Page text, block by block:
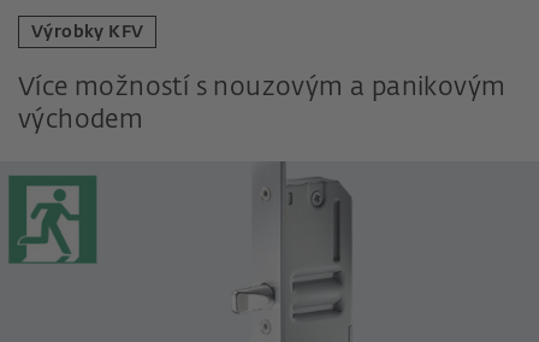
Výrobky KFV
Více možností s nouzovým a panikovým
východem